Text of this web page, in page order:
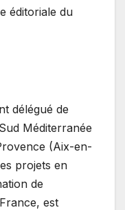
éditoriale du
délégué de
Méditerranée
(Aix-en-
projets en
de
est